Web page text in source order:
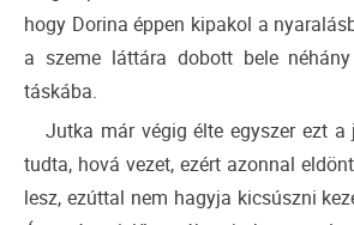
hogy Dorina éppen kipakol a
a szeme láttára dobott bele
táskába.
Jutka már végig élte egyszer ezt a
tudta, hová vezet, ezért azonnal
lesz, ezúttal nem hagyja kicsúszni